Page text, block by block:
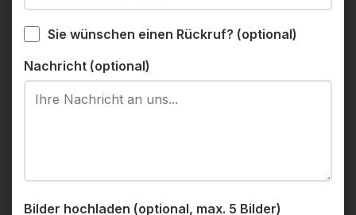
Sie wünschen einen Rückruf? (optional)
Nachricht (optional)
Bilder hochladen (optional, max. 5 Bilder)